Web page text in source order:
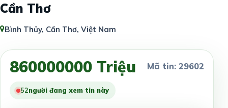
Cần Thơ
Bình Thủy, Cần Thơ, Việt Nam
860000000 Triệu Mã tin: 29602
52người đang xem tin này